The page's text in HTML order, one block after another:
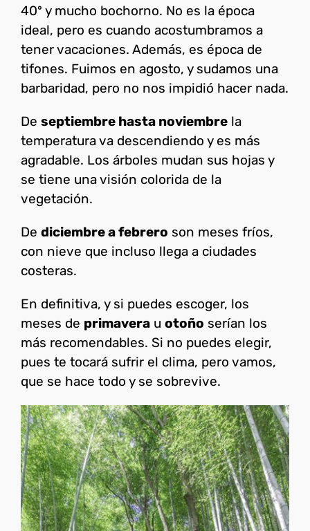
40º y mucho bochorno. No es la época
ideal, pero es cuando acostumbramos a
tener vacaciones. Además, es época de
tifones. Fuimos en agosto, y sudamos una
barbaridad, pero no nos impidió hacer nada.
De septiembre hasta noviembre la
temperatura va descendiendo y es más
agradable. Los árboles mudan sus hojas y
se tiene una visión colorida de la
vegetación.
De diciembre a febrero son meses fríos,
con nieve que incluso llega a ciudades
costeras.
En definitiva, y si puedes escoger, los
meses de primavera u otoño serían los
más recomendables. Si no puedes elegir,
pues te tocará sufrir el clima, pero vamos,
que se hace todo y se sobrevive.